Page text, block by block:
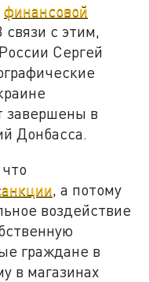
финансовой
связи с этим,
Сергей
завершены в
Донбасса.
, а потому
воздействие
граждане в
в магазинах